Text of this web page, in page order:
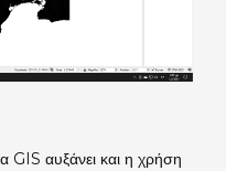
GIS αυξάνει και η χρήση